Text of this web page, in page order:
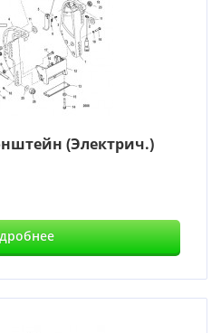
(Электрич.)